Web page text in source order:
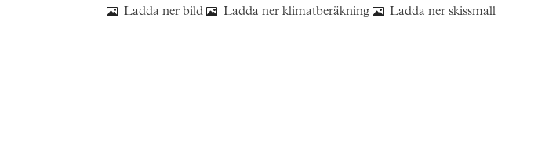
Ladda ner bild Ladda ner klimatberäkning Ladda ner skissmall